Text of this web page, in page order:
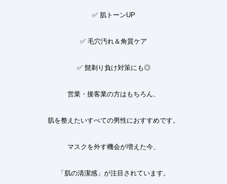
✅ 肌トーンUP
✅ 毛穴汚れ＆角質ケア
✅ 髭剃り負け対策にも◎
営業・接客業の方はもちろん、
肌を整えたいすべての男性におすすめです。
マスクを外す機会が増えた今、
「肌の清潔感」が注目されています。